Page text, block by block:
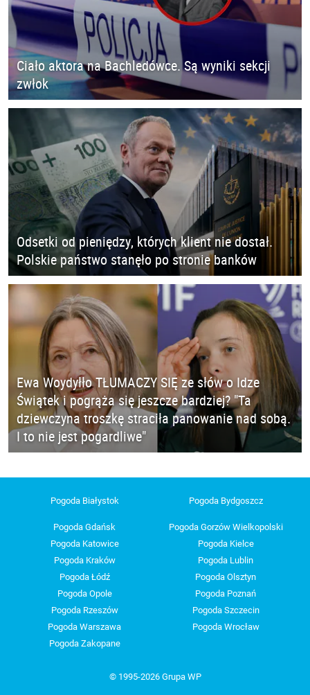
Ciało aktora na Bachledówce. Są wyniki sekcji
zwłok
Odsetki od pieniędzy, których klient nie dostał.
Polskie państwo stanęło po stronie banków
Ewa Woydyłło TŁUMACZY SIĘ ze słów o Idze
Świątek i pogrąża się jeszcze bardziej? "Ta
dziewczyna troszkę straciła panowanie nad sobą.
I to nie jest pogardliwe"
Pogoda Białystok Pogoda Bydgoszcz
Pogoda Gdańsk
Pogoda Gorzów Wielkopolski
Pogoda Katowice
Pogoda Kielce
Pogoda Kraków
Pogoda Lublin
Pogoda Łódź
Pogoda Olsztyn
Pogoda Opole
Pogoda Poznań
Pogoda Rzeszów
Pogoda Szczecin
Pogoda Warszawa
Pogoda Wrocław
Pogoda Zakopane
© 1995-2026 Grupa WP